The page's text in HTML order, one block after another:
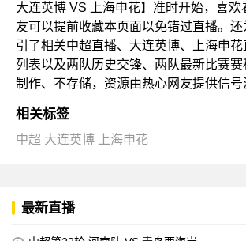
大连英博 VS 上海申花】准时开始，喜欢
友可以提前收藏本页面以免错过直播。
引了相关中超直播、大连英博、上海申
列表以及两队历史交锋、两队最新比赛
制作、不存储，资源由热心网友提供信号
相关标签
中超 大连英博 上海申花
最新直播